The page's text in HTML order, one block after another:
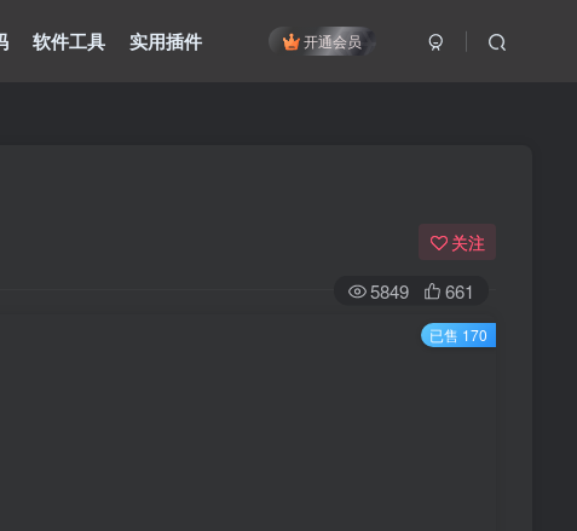
开通会员
软件工具 实用插件
关注
5849 661
已售 170